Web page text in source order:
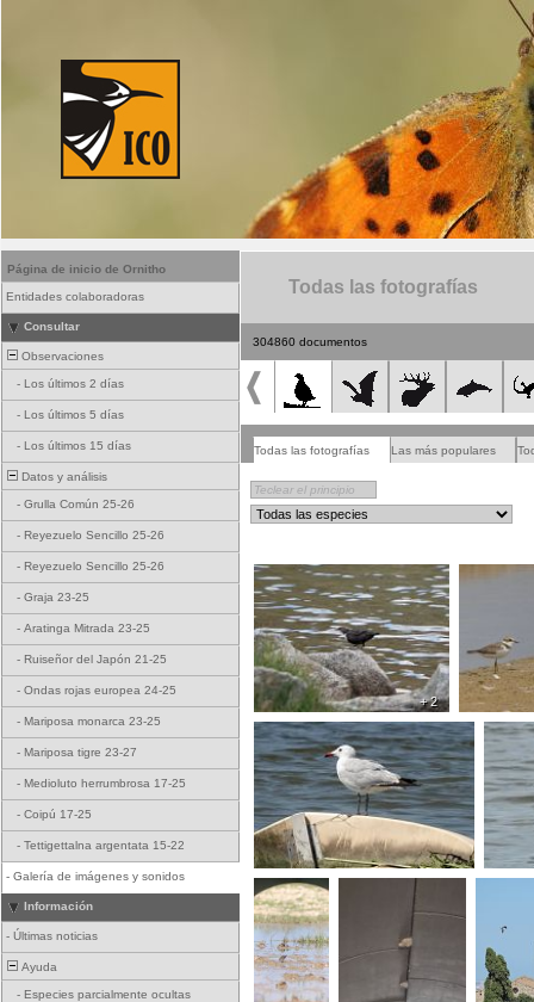
Página de inicio de Ornitho
Entidades colaboradoras
Consultar
Observaciones
- Los últimos 2 días
- Los últimos 5 días
- Los últimos 15 días
Datos y análisis
- Grulla Común 25-26
- Reyezuelo Sencillo 25-26
- Reyezuelo Sencillo 25-26
- Graja 23-25
- Aratinga Mitrada 23-25
- Ruiseñor del Japón 21-25
- Ondas rojas europea 24-25
- Mariposa monarca 23-25
- Mariposa tigre 23-27
- Medioluto herrumbrosa 17-25
- Coipú 17-25
- Tettigettalna argentata 15-22
- Galería de imágenes y sonidos
Información
- Últimas noticias
Ayuda
- Especies parcialmente ocultas
Todas las fotografías
304860 documentos
Todas las fotografías Las más populares
+ 2